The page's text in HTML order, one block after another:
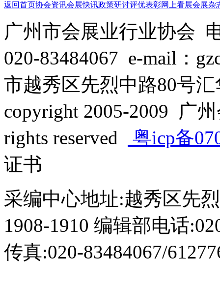
返回首页协会资讯会展快讯政策研讨评优表彰网上看展会展杂
广州市会展业行业协会
020-83484067 e-mail：
市越秀区先烈中路80号
copyright 2005-2009 广
rights reserved
粤icp备
证书
采编中心地址:越秀区先
1908-1910 编辑部电话
传真:020-83484067/